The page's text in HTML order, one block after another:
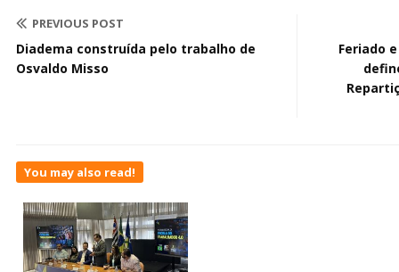
PREVIOUS POST
Diadema construída pelo trabalho de
Osvaldo Misso
Feriado
You may also read!